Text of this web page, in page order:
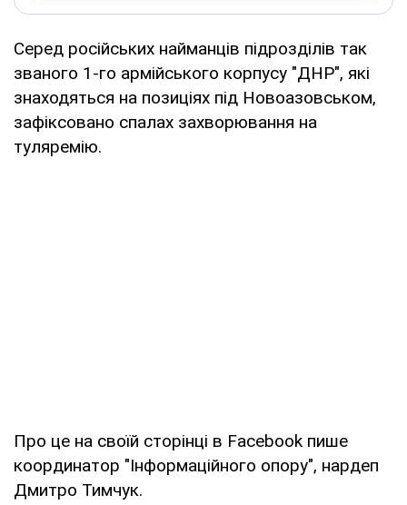
Серед російських найманців підрозділів так
званого 1-го армійського корпусу "ДНР", які
знаходяться на позиціях під Новоазовськом,
зафіксовано спалах захворювання на
туляремію.
Про це на своїй сторінці в Facebook пише
координатор "Інформаційного опору", нардеп
Дмитро Тимчук.